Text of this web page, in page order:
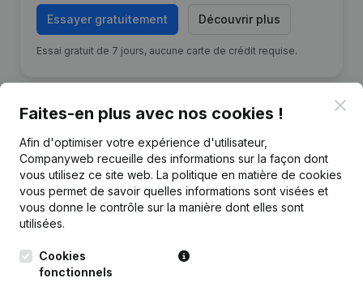
Essayer gratuitement Découvrir plus
Essai gratuit de 7 jours, aucune carte de crédit requise.
Publicationsde WinFirst
Date Publication
24-12-2018
Personne Morale, Ouverture
Faites-en plus avec nos cookies !
Afin d'optimiser votre expérience d'utilisateur,
Companyweb recueille des informations sur la façon dont
vous utilisez ce site web. La politique en matière de cookies
vous permet de savoir quelles informations sont visées et
vous donne le contrôle sur la manière dont elles sont
utilisées.
Cookies
fonctionnels